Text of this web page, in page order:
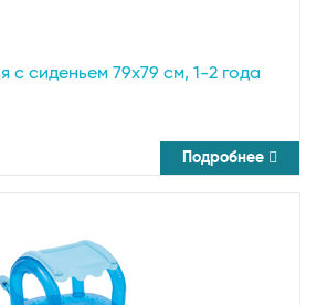
с сиденьем 79х79 см, 1-2 года
Подробнее